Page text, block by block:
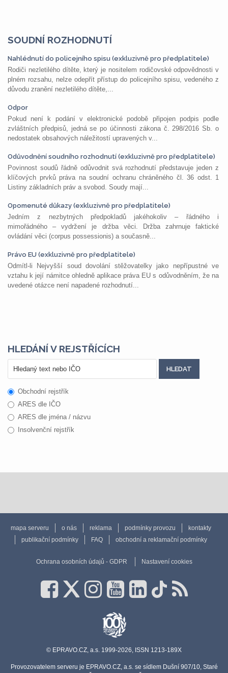
SOUDNÍ ROZHODNUTÍ
Nahlédnutí do policejního spisu (exkluzivně pro předplatitele)
Rodiči nezletilého dítěte, který je nositelem rodičovské odpovědnosti v
plném rozsahu, nelze odepřít přístup do policejního spisu, vedeného z
důvodu zranění nezletilého dítěte,...
Odpor
Pokud není k podání v elektronické podobě připojen podpis podle
zvláštních předpisů, jedná se po účinnosti zákona č. 298/2016 Sb. o
nedostatek obsahových náležitostí upravených v...
Odůvodnění soudního rozhodnutí (exkluzivně pro předplatitele)
Povinnost soudů řádně odůvodnit svá rozhodnutí představuje jeden z
klíčových prvků práva na soudní ochranu chráněného čl. 36 odst. 1
Listiny základních práv a svobod. Soudy mají...
Opomenuté důkazy (exkluzivně pro předplatitele)
Jedním z nezbytných předpokladů jakéhokoliv – řádného i
mimořádného – vydržení je držba věci. Držba zahrnuje faktické
ovládání věci (corpus possessionis) a současně...
Právo EU (exkluzivně pro předplatitele)
Odmítl-li Nejvyšší soud dovolání stěžovatelky jako nepřípustné ve
vztahu k její námitce ohledně aplikace práva EU s odůvodněním, že na
uvedené otázce není napadené rozhodnutí...
HLEDÁNÍ V REJSTŘÍCÍCH
Obchodní rejstřík
ARES dle IČO
ARES dle jména / názvu
Insolvenční rejstřík
mapa serveru o nás reklama podmínky provozu
kontakty
publikační podmínky
FAQ obchodní a reklamační podmínky
Ochrana osobních údajů - GDPR Nastavení cookies
© EPRAVO.CZ, a.s. 1999-2026, ISSN 1213-189X
Provozovatelem serveru je EPRAVO.CZ, a.s. se sídlem Dušní 907/10, Staré